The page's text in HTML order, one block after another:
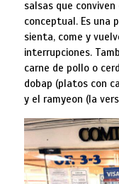
salsas que
conceptual. Es una
sienta, come y
interrupciones.
carne de pollo o
dobap (platos con
y el ramyeon (la